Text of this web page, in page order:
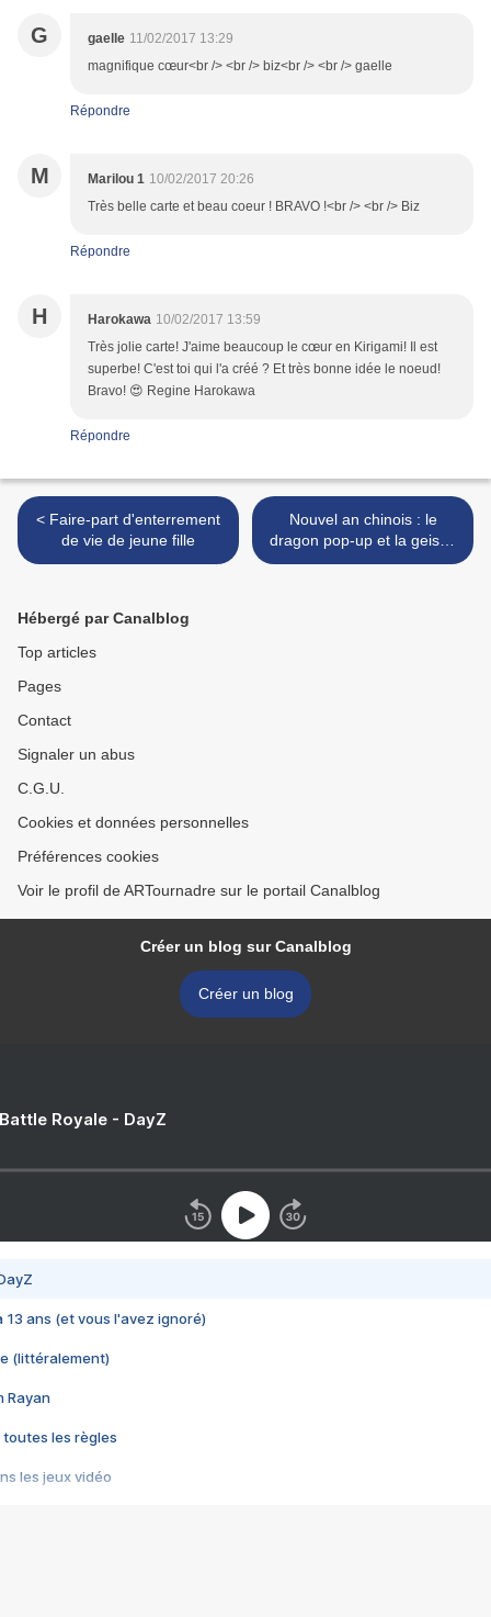
G gaelle 11/02/2017 13:29
magnifique cœur<br /> <br /> biz<br /> <br /> gaelle
Répondre
M Marilou 1 10/02/2017 20:26
Très belle carte et beau coeur ! BRAVO !<br /> <br /> Biz
Répondre
H Harokawa 10/02/2017 13:59
Très jolie carte! J'aime beaucoup le cœur en Kirigami! Il est
superbe! C'est toi qui l'a créé ? Et très bonne idée le noeud!
Bravo! 😍 Regine Harokawa
Répondre
< Faire-part d'enterrement
de vie de jeune fille
Nouvel an chinois : le
dragon pop-up et la geisha
>
Hébergé par Canalblog
Top articles
Pages
Contact
Signaler un abus
C.G.U.
Cookies et données personnelles
Préférences cookies
Voir le profil de ARTournadre sur le portail Canalblog
Créer un blog sur Canalblog
Créer un blog
Royale - DayZ
13 ans (et vous l'avez ignoré)
(littéralement)
Rayan
toutes les règles
les jeux vidéo